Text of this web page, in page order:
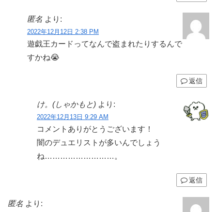
匿名 より:
2022年12月12日 2:38 PM
遊戯王カードってなんで盗まれたりするんで
すかね😭
返信
け。(しゃかもと) より:
2022年12月13日 9:29 AM
コメントありがとうございます！
闇のデュエリストが多いんでしょう
ね………………………。
返信
匿名 より: